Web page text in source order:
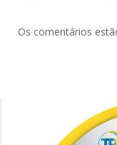
Os comentários